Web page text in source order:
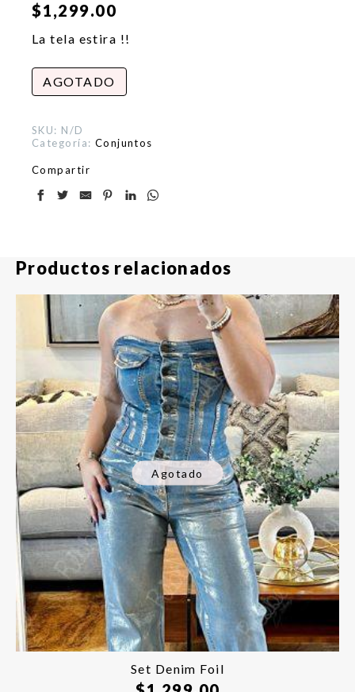
$1,299.00
La tela estira !!
AGOTADO
SKU: N/D
Categoría: Conjuntos
Compartir
Productos relacionados
Agotado
Set Denim Foil